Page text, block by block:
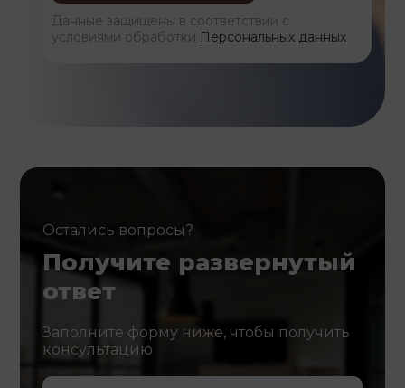
Данные защищены в соответствии с
условиями обработки Персональных данных
Остались вопросы?
Получите развернутый
ответ
Заполните форму ниже, чтобы получить
консультацию